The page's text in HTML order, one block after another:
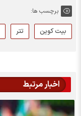
برچسب ها:
بیت کوین تتر
اخبار مرتبط